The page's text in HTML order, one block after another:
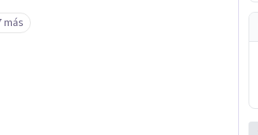
amor propio todo
más